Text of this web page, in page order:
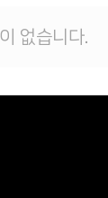
없습니다.